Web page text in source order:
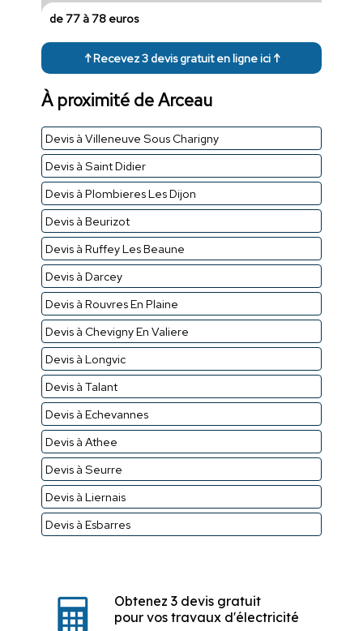
de 77 à 78 euros
↑ Recevez 3 devis gratuit en ligne ici ↑
À proximité de Arceau
Devis à Villeneuve Sous Charigny
Devis à Saint Didier
Devis à Plombieres Les Dijon
Devis à Beurizot
Devis à Ruffey Les Beaune
Devis à Darcey
Devis à Rouvres En Plaine
Devis à Chevigny En Valiere
Devis à Longvic
Devis à Talant
Devis à Echevannes
Devis à Athee
Devis à Seurre
Devis à Liernais
Devis à Esbarres
Obtenez 3 devis gratuit
pour vos travaux d'électricité